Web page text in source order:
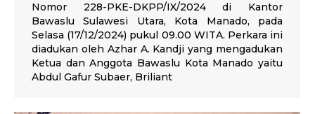
Nomor 228-PKE-DKPP/IX/2024 di Kantor
Bawaslu Sulawesi Utara, Kota Manado, pada
Selasa (17/12/2024) pukul 09.00 WITA. Perkara ini
diadukan oleh Azhar A. Kandji yang mengadukan
Ketua dan Anggota Bawaslu Kota Manado yaitu
Abdul Gafur Subaer, Briliant